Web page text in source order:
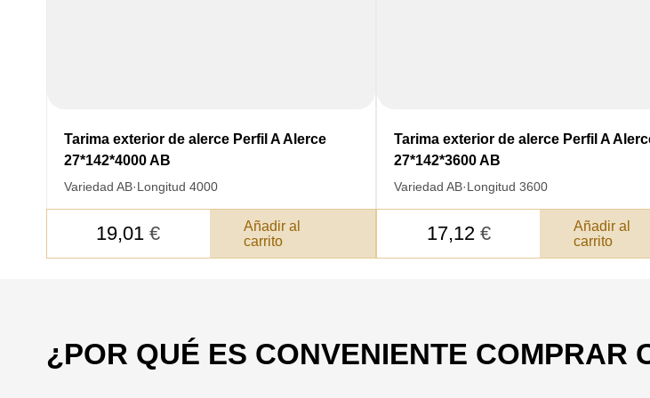
Tarima exterior de alerce Perfil A Alerce
27*142*4000 AB
Variedad AB·Longitud 4000
19,01€
Añadir al
carrito
Tarima exterior de alerce Perfil A
27*142*3600 AB
Variedad AB·Longitud 3600
17,12 €
Añadir al
carrito
¿POR QUÉ ES CONVENIENTE COMPRAR